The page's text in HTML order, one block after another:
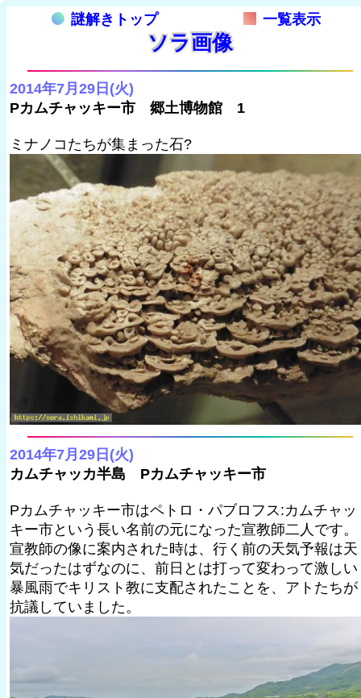
謎解きトップ 一覧表示
ソラ画像
2014年7月29日(火)
Pカムチャッキー市 郷土博物館 1
ミナノコたちが集まった石?
2014年7月29日(火)
カムチャッカ半島 Pカムチャッキー市
Pカムチャッキー市はペトロ・パブロフス:カムチャッ
キー市という長い名前の元になった宣教師二人です。
宣教師の像に案内された時は、行く前の天気予報は天
気だったはずなのに、前日とは打って変わって激しい
暴風雨でキリスト教に支配されたことを、アトたちが
抗議していました。